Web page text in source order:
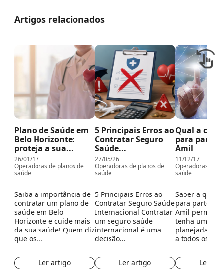
Artigos relacionados
Plano de Saúde em
Belo Horizonte:
proteja a sua...
26/01/17
Operadoras de planos de
saúde
Saiba a importância de
contratar um plano de
saúde em Belo
Horizonte e cuide mais
da sua saúde! Quem diz
que os...
Ler artigo
5 Principais Erros ao
Contratar Seguro
Saúde...
27/05/26
Operadoras de planos de
saúde
5 Principais Erros ao
Contratar Seguro Saúde
Internacional Contratar
um seguro saúde
internacional é uma
decisão...
Ler artigo
Qual a
para parto
Amil
11/12/17
Operadoras de
saúde
Saber a qual
para parto
Amil permite
tenha uma
planejada e
a todos os...
Ler